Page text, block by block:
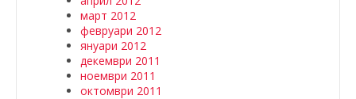
март 2012
февруари 2012
януари 2012
декември 2011
ноември 2011
октомври 2011